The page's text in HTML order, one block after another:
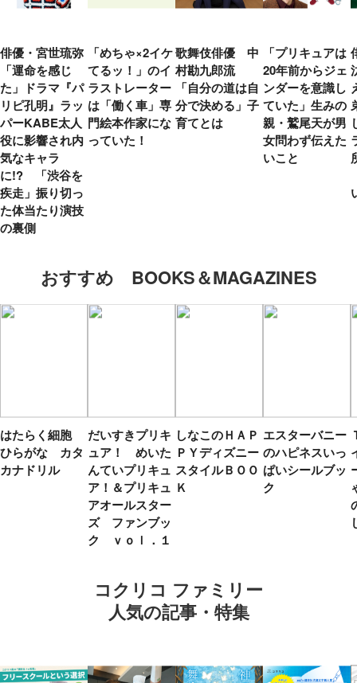
俳優・宮世琉弥
「運命を感じ
た」ドラマ『パ
リピ孔明』ラッ
パーKABE太人
役に影響され内
気なキャラ
に!? 「渋谷を
疾走」振り切っ
た体当たり演技
の裏側
「めちゃ×2イケ
てるッ！」のイ
ラストレーター
は「働く車」専
門絵本作家にな
っていた！
歌舞伎俳優 中
村勘九郎流
「自分の道は自
分で決める」子
育てとは
「プリキュアは
20年前からジェ
ンダーを意識し
ていた」生みの
親・鷲尾天が男
女問わず伝えた
いこと
おすすめ BOOKS＆MAGAZINES
はたらく細胞
ひらがな カタ
カナドリル
だいすきプリキ
ュア！ めいた
んていプリキュ
ア！＆プリキュ
アオールスター
ズ ファンブッ
ク ｖｏｌ．１
しなこのＨＡＰ
ＰＹディズニー
スタイルＢＯＯ
Ｋ
エスターバニー
のハピネスいっ
ぱいシールブッ
ク
コクリコ ファミリー
人気の記事・特集